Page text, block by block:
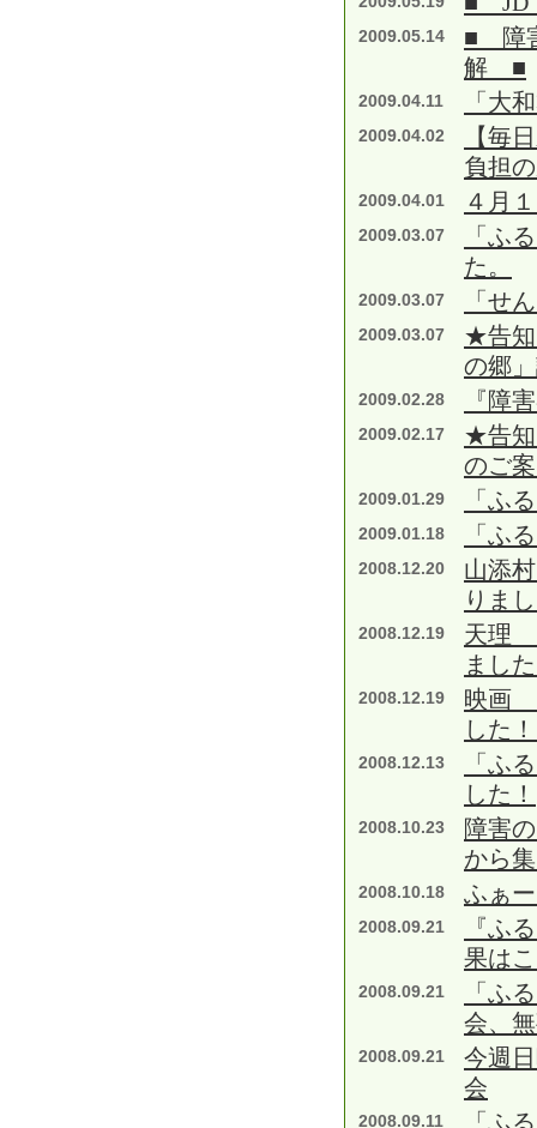
2009.05.14
■ 障
解 ■
2009.04.11 「大
2009.04.02
【毎
負担
2009.04.01 ４月
2009.03.07
「ふ
た。
2009.03.07 「せ
2009.03.07
★告知
の郷
2009.02.28 『障
2009.02.17
★告
のご
2009.01.29 「ふ
2009.01.18 「ふ
2008.12.20
山添
りま
2008.12.19
天理
まし
2008.12.19
映画
した
2008.12.13
「ふ
した！
2008.10.23
障害
から
2008.10.18 ふぁ
2008.09.21
『ふ
果は
2008.09.21
「ふ
会、
2008.09.21
今週
会
2008.09.11
「ふ